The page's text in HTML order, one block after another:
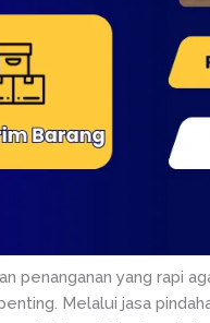
penanganan yang rapi
Melalui jasa